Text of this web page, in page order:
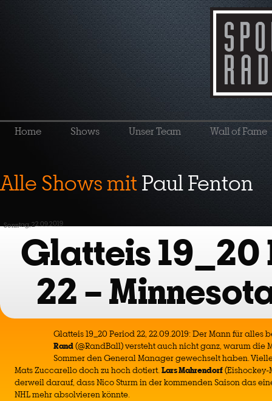
Home Shows Unser Team Wall of Fame
Alle Shows mitPaul Fenton
Sonntag, 22.09.2019
Glatteis 19_20
22 –
Glatteis 19_20 Period 22, 22.09.2019: Der Mann für alles
Rand(@RandBall) versteht auch nicht ganz, warum die
Sommer den General Manager gewechselt haben.
Mats Zuccarello doch zu hoch dotiert.LarsMahrendorf
derweil darauf, dass Nico Sturm in der kommenden Saison das
NHL mehr absolvieren könnte.